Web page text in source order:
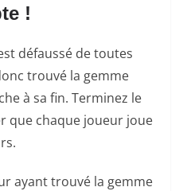
!
défaussé de toutes
trouvé la gemme
à sa fin. Terminez le
que chaque joueur joue
ayant trouvé la gemme